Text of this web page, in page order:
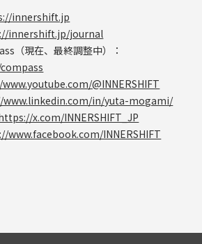
innershift.jp
innershift.jp/journal
（現在、最終調整中）：
@INNERSHIFT
in/yuta-mogami/
x.com/INNERSHIFT_JP
www.facebook.com/INNERSHIFT